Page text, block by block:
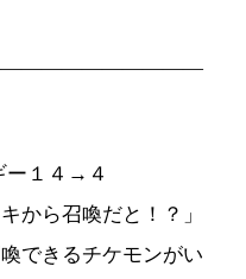
ー１４→４
から召喚だと！？」
できるチケモンがい